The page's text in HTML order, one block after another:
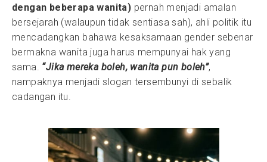
dengan beberapa wanita) pernah menjadi amalan
bersejarah (walaupun tidak sentiasa sah), ahli politik itu
mencadangkan bahawa kesaksamaan gender sebenar
bermakna wanita juga harus mempunyai hak yang
sama. “Jika mereka boleh, wanita pun boleh”,
nampaknya menjadi slogan tersembunyi di sebalik
cadangan itu.